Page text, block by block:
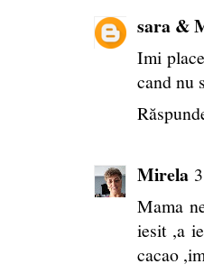
sara &
Imi
cand nu
Mirela
Mama
iesit ,a
cacao